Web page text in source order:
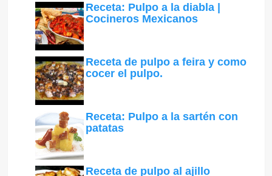
Receta: Pulpo a la diabla |
Cocineros Mexicanos
Receta de pulpo a feira y como
cocer el pulpo.
Receta: Pulpo a la sartén con
patatas
Receta de pulpo al ajillo